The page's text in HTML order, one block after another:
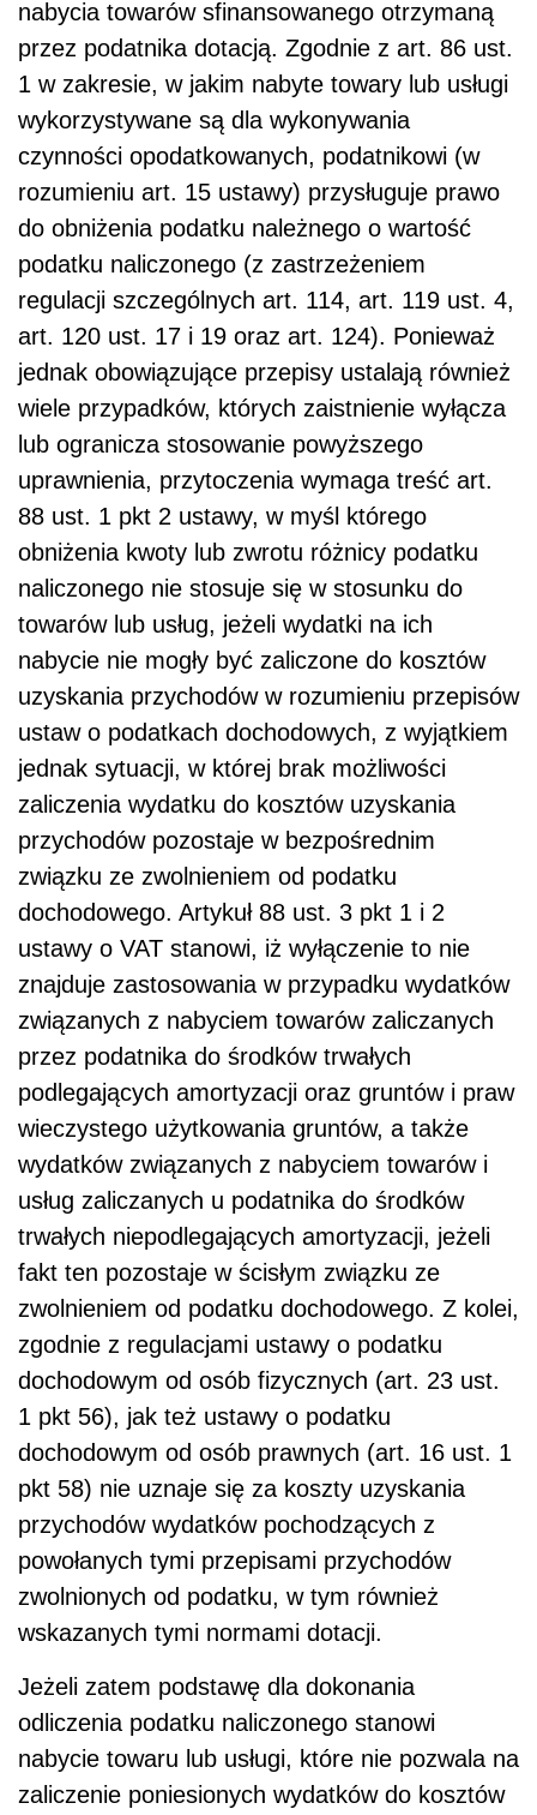
nabycia towarów sfinansowanego otrzymaną
przez podatnika dotacją. Zgodnie z art. 86 ust.
1 w zakresie, w jakim nabyte towary lub usługi
wykorzystywane są dla wykonywania
czynności opodatkowanych, podatnikowi (w
rozumieniu art. 15 ustawy) przysługuje prawo
do obniżenia podatku należnego o wartość
podatku naliczonego (z zastrzeżeniem
regulacji szczególnych art. 114, art. 119 ust. 4,
art. 120 ust. 17 i 19 oraz art. 124). Ponieważ
jednak obowiązujące przepisy ustalają również
wiele przypadków, których zaistnienie wyłącza
lub ogranicza stosowanie powyższego
uprawnienia, przytoczenia wymaga treść art.
88 ust. 1 pkt 2 ustawy, w myśl którego
obniżenia kwoty lub zwrotu różnicy podatku
naliczonego nie stosuje się w stosunku do
towarów lub usług, jeżeli wydatki na ich
nabycie nie mogły być zaliczone do kosztów
uzyskania przychodów w rozumieniu przepisów
ustaw o podatkach dochodowych, z wyjątkiem
jednak sytuacji, w której brak możliwości
zaliczenia wydatku do kosztów uzyskania
przychodów pozostaje w bezpośrednim
związku ze zwolnieniem od podatku
dochodowego. Artykuł 88 ust. 3 pkt 1 i 2
ustawy o VAT stanowi, iż wyłączenie to nie
znajduje zastosowania w przypadku wydatków
związanych z nabyciem towarów zaliczanych
przez podatnika do środków trwałych
podlegających amortyzacji oraz gruntów i praw
wieczystego użytkowania gruntów, a także
wydatków związanych z nabyciem towarów i
usług zaliczanych u podatnika do środków
trwałych niepodlegających amortyzacji, jeżeli
fakt ten pozostaje w ścisłym związku ze
zwolnieniem od podatku dochodowego. Z kolei,
zgodnie z regulacjami ustawy o podatku
dochodowym od osób fizycznych (art. 23 ust.
1 pkt 56), jak też ustawy o podatku
dochodowym od osób prawnych (art. 16 ust. 1
pkt 58) nie uznaje się za koszty uzyskania
przychodów wydatków pochodzących z
powołanych tymi przepisami przychodów
zwolnionych od podatku, w tym również
wskazanych tymi normami dotacji.
Jeżeli zatem podstawę dla dokonania
odliczenia podatku naliczonego stanowi
nabycie towaru lub usługi, które nie pozwala na
zaliczenie poniesionych wydatków do kosztów